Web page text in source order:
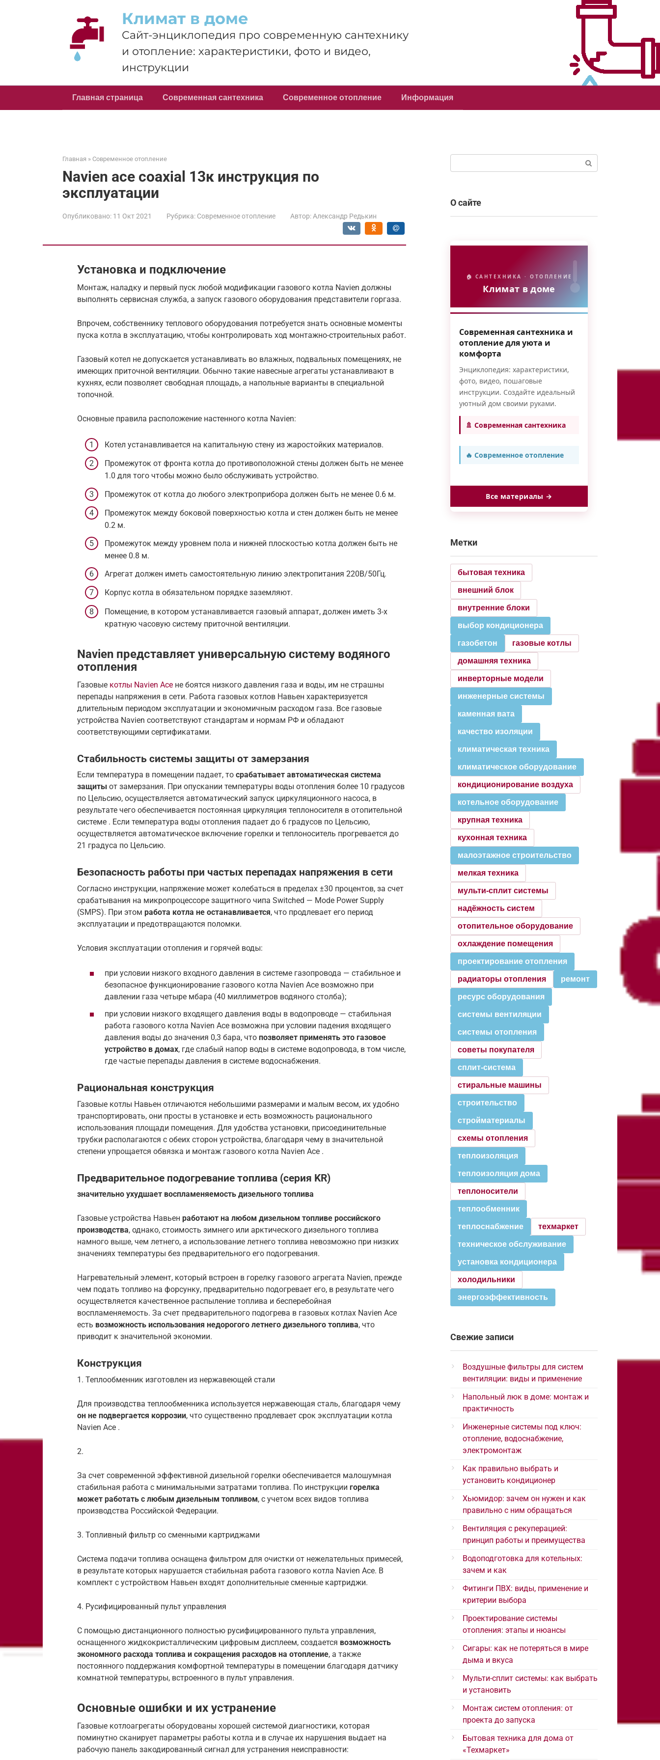
Климат в доме
Сайт-энциклопедия про современную сантехнику
и отопление: характеристики, фото и видео,
инструкции
Главная страница Современная сантехника Современное отопление Информация
Главная » Современное отопление
Navien ace coaxial 13к инструкция по
эксплуатации
Опубликовано: 11 Окт 2021 Рубрика: Современное отопление Автор: Александр Редькин
Установка и подключение
Монтаж, наладку и первый пуск любой модификации газового котла Navien должны
выполнять сервисная служба, а запуск газового оборудования представители горгаза.
Впрочем, собственнику теплового оборудования потребуется знать основные моменты
пуска котла в эксплуатацию, чтобы контролировать ход монтажно-строительных работ.
Газовый котел не допускается устанавливать во влажных, подвальных помещениях, не
имеющих приточной вентиляции. Обычно такие навесные агрегаты устанавливают в
кухнях, если позволяет свободная площадь, а напольные варианты в специальной
топочной.
Основные правила расположение настенного котла Navien:
Котел устанавливается на капитальную стену из жаростойких материалов.
Промежуток от фронта котла до противоположной стены должен быть не менее
1.0 для того чтобы можно было обслуживать устройство.
Промежуток от котла до любого электроприбора должен быть не менее 0.6 м.
Промежуток между боковой поверхностью котла и стен должен быть не менее
0.2 м.
Промежуток между уровнем пола и нижней плоскостью котла должен быть не
менее 0.8 м.
Агрегат должен иметь самостоятельную линию электропитания 220В/50Гц.
Корпус котла в обязательном порядке заземляют.
Помещение, в котором устанавливается газовый аппарат, должен иметь 3-х
кратную часовую систему приточной вентиляции.
Navien представляет универсальную систему водяного
отопления
Газовые котлы Navien Ace не боятся низкого давления газа и воды, им не страшны
перепады напряжения в сети. Работа газовых котлов Навьен характеризуется
длительным периодом эксплуатации и экономичным расходом газа. Все газовые
устройства Navien соответствуют стандартам и нормам РФ и обладают
соответствующими сертификатами.
Стабильность системы защиты от замерзания
Если температура в помещении падает, то срабатывает автоматическая система
защиты от замерзания. При опускании температуры воды отопления более 10 градусов
по Цельсию, осуществляется автоматический запуск циркуляционного насоса, в
результате чего обеспечивается постоянная циркуляция теплоносителя в отопительной
системе . Если температура воды отопления падает до 6 градусов по Цельсию,
осуществляется автоматическое включение горелки и теплоноситель прогревается до
21 градуса по Цельсию.
Безопасность работы при частых перепадах напряжения в сети
Согласно инструкции, напряжение может колебаться в пределах ±30 процентов, за счет
срабатывания на микропроцессоре защитного чипа Switched — Mode Power Supply
(SMPS). При этом работа котла не останавливается, что продлевает его период
эксплуатации и предотвращаются поломки.
Условия эксплуатации отопления и горячей воды:
при условии низкого входного давления в системе газопровода — стабильное и
безопасное функционирование газового котла Navien Ace возможно при
давлении газа четыре мбара (40 миллиметров водяного столба);
при условии низкого входящего давления воды в водопроводе — стабильная
работа газового котла Navien Ace возможна при условии падения входящего
давления воды до значения 0,3 бара, что позволяет применять это газовое
устройство в домах, где слабый напор воды в системе водопровода, в том числе,
где частые перепады давления в системе водоснабжения.
Рациональная конструкция
Газовые котлы Навьен отличаются небольшими размерами и малым весом, их удобно
транспортировать, они просты в установке и есть возможность рационального
использования площади помещения. Для удобства установки, присоединительные
трубки располагаются с обеих сторон устройства, благодаря чему в значительной
степени упрощается обвязка и монтаж газового котла Navien Ace .
Предварительное подогревание топлива (серия KR)
значительно ухудшает воспламеняемость дизельного топлива
Газовые устройства Навьен работают на любом дизельном топливе российского
производства, однако, стоимость зимнего или арктического дизельного топлива
намного выше, чем летнего, а использование летнего топлива невозможно при низких
значениях температуры без предварительного его подогревания.
Нагревательный элемент, который встроен в горелку газового агрегата Navien, прежде
чем подать топливо на форсунку, предварительно подогревает его, в результате чего
осуществляется качественное распыление топлива и бесперебойная
воспламеняемость. За счет предварительного подогрева в газовых котлах Navien Ace
есть возможность использования недорогого летнего дизельного топлива, что
приводит к значительной экономии.
Конструкция
1. Теплообменник изготовлен из нержавеющей стали
Для производства теплообменника используется нержавеющая сталь, благодаря чему
он не подвергается коррозии, что существенно продлевает срок эксплуатации котла
Navien Ace .
2.
За счет современной эффективной дизельной горелки обеспечивается малошумная
стабильная работа с минимальными затратами топлива. По инструкции горелка
может работать с любым дизельным топливом, с учетом всех видов топлива
производства Российской Федерации.
3. Топливный фильтр со сменными картриджами
Система подачи топлива оснащена фильтром для очистки от нежелательных примесей,
в результате которых нарушается стабильная работа газового котла Navien Ace. В
комплект с устройством Навьен входят дополнительные сменные картриджи.
4. Русифицированный пульт управления
С помощью дистанционного полностью русифицированного пульта управления,
оснащенного жидкокристаллическим цифровым дисплеем, создается возможность
экономного расхода топлива и сокращения расходов на отопление, а также
постоянного поддержания комфортной температуры в помещении благодаря датчику
комнатной температуры, встроенного в пульт управления.
Основные ошибки и их устранение
Газовые котлоагрегаты оборудованы хорошей системой диагностики, которая
поминутно сканирует параметры работы котла и в случае их нарушения выдает на
рабочую панель закодированный сигнал для устранения неисправности:
О сайте
🏠 САНТЕХНИКА · ОТОПЛЕНИЕ
Климат в доме
Современная сантехника и
отопление для уюта и
комфорта
Энциклопедия: характеристики,
фото, видео, пошаговые
инструкции. Создайте идеальный
уютный дом своими руками.
🚿 Современная сантехника
🔥 Современное отопление
Все материалы →
Метки
бытовая техника
внешний блок
внутренние блоки
выбор кондиционера
газобетон газовые котлы
домашняя техника
инверторные модели
инженерные системы
каменная вата
качество изоляции
климатическая техника
климатическое оборудование
кондиционирование воздуха
котельное оборудование
крупная техника
кухонная техника
малоэтажное строительство
мелкая техника
мульти-сплит системы
надёжность систем
отопительное оборудование
охлаждение помещения
проектирование отопления
радиаторы отопления ремонт
ресурс оборудования
системы вентиляции
системы отопления
советы покупателя
сплит-система
стиральные машины
строительство
стройматериалы
схемы отопления
теплоизоляция
теплоизоляция дома
теплоносители
теплообменник
теплоснабжение техмаркет
техническое обслуживание
установка кондиционера
холодильники
энергоэффективность
Свежие записи
Воздушные фильтры для систем
вентиляции: виды и применение
Напольный люк в доме: монтаж и
практичность
Инженерные системы под ключ:
отопление, водоснабжение,
электромонтаж
Как правильно выбрать и
установить кондиционер
Хьюмидор: зачем он нужен и как
правильно с ним обращаться
Вентиляция с рекуперацией:
принцип работы и преимущества
Водоподготовка для котельных:
зачем и как
Фитинги ПВХ: виды, применение и
критерии выбора
Проектирование системы
отопления: этапы и нюансы
Сигары: как не потеряться в мире
дыма и вкуса
Мульти-сплит системы: как выбрать
и установить
Монтаж систем отопления: от
проекта до запуска
Бытовая техника для дома от
«Техмаркет»